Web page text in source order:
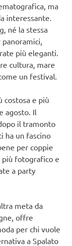
ma
interessante.
né la stessa
più eleganti.
cultura, mare
un festival.
costosa e più
agosto. Il
il tramonto
ha un fascino
per coppie
più fotografico e
a party
meta da
offre
per chi vuole
a Spalato